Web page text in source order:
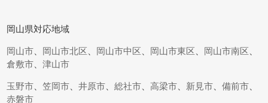
岡山県対応地域
岡山市 岡山市北区 岡山市中区 岡山市東区 岡山市南区
倉敷市 、津山市
玉野市 、笠岡市 、井原市 、総社市 、高梁市 新見市 、備前市
赤磐市